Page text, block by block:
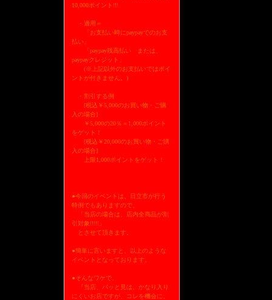
10,000ポイント!!!
・適用＝
「お支払い時にpaypayでのお支
払い」
「paypay残高払い または、
paypayクレジット」
(※上記以外のお支払いではポイ
ントが付きません。)
・割引する例
[税込￥5,000のお買い物・ご購
入の場合]
￥5,000の20％＝1,000ポイント
をゲット！
[税込￥20,000のお買い物・ご購
入の場合]
上限1,000ポイントをゲット！
●今回のイベントは、日立市が行う
特例でもありますので、
「当店の場合は、店内全商品が割
引対象!!!!!」
とさせて頂きます。
●簡単に言いますと、以上のような
イベントとなっております。
●そんなワケで、
『当店、パッと見は、かなり入り
にくいお店ですが、コレを機会に、